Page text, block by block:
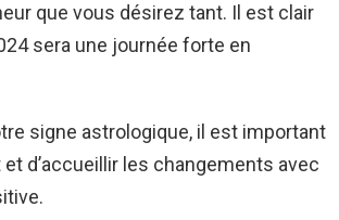
que vous désirez tant. Il est clair
sera une journée forte en
signe astrologique, il est important
d’accueillir les changements avec